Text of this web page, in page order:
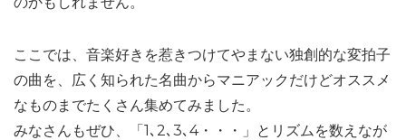
ここでは、音楽好きを惹きつけてやまない独創的な変拍子
の曲を、広く知られた名曲からマニアックだけどオススメ
なものまでたくさん集めてみました。
みなさんもぜひ、「1､2､3､4・・・」とリズムを数えなが